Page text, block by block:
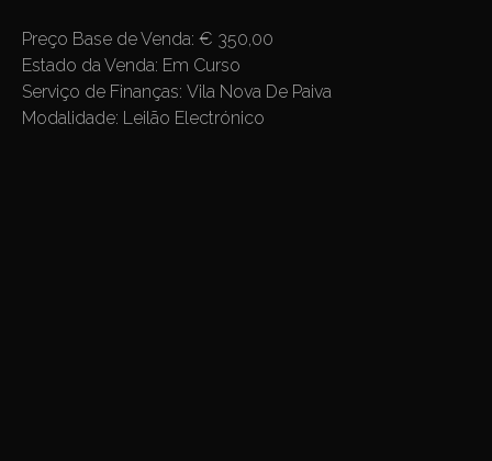
Preço Base de Venda: € 350,00
Estado da Venda: Em Curso
Serviço de Finanças: Vila Nova De Paiva
Modalidade: Leilão Electrónico